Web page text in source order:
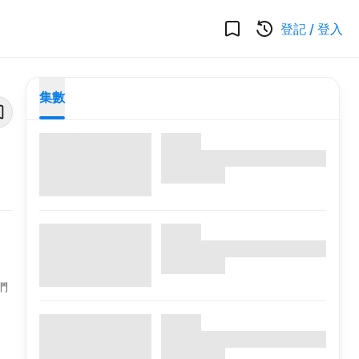
登記 / 登入
集數